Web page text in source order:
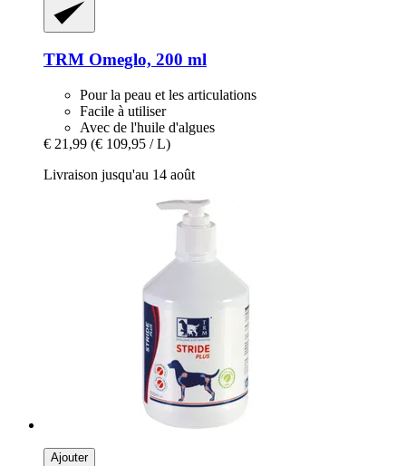
TRM Omeglo, 200 ml
Pour la peau et les articulations
Facile à utiliser
Avec de l'huile d'algues
€ 21,99 (€ 109,95 / L)
Livraison jusqu'au 14 août
Ajouter